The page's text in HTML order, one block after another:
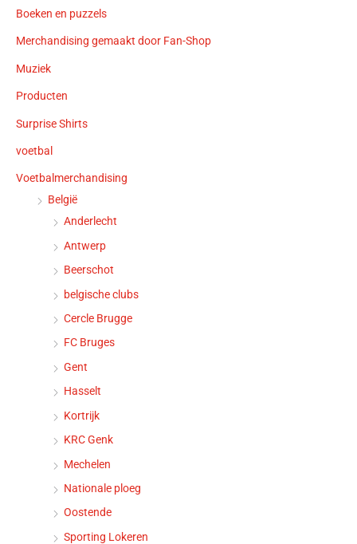
Boeken en puzzels
Merchandising gemaakt door Fan-Shop
Muziek
Producten
Surprise Shirts
voetbal
Voetbalmerchandising
België
Anderlecht
Antwerp
Beerschot
belgische clubs
Cercle Brugge
FC Bruges
Gent
Hasselt
Kortrijk
KRC Genk
Mechelen
Nationale ploeg
Oostende
Sporting Lokeren